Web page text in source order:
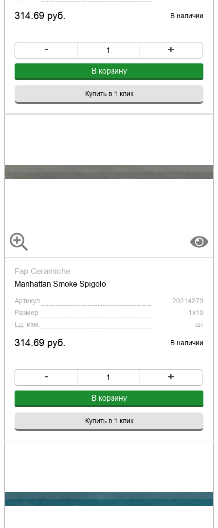
314.69 руб. В наличии
- +
В корзину
Купить в 1 клик
Fap Ceramiche
Manhattan Smoke Spigolo
Артикул
20214279
Размер
1x10
Ед. изм.
шт
314.69 руб. В наличии
- +
В корзину
Купить в 1 клик